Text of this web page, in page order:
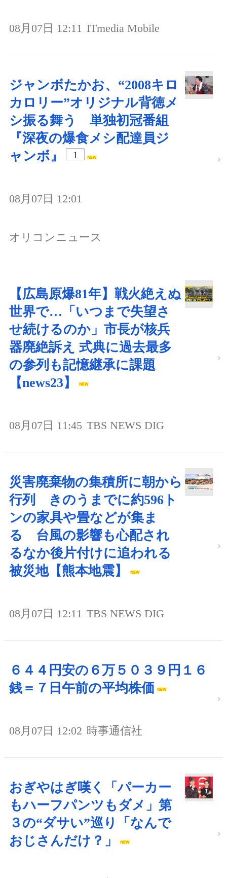
08月07日 12:11 ITmedia Mobile
ジャンボたかお、“2008キロ
カロリー”オリジナル背徳メ
シ振る舞う 単独初冠番組
『深夜の爆食メシ配達員ジ
ャンボ』
1
08月07日 12:01
オリコンニュース
【広島原爆81年】戦火絶えぬ
世界で…「いつまで失望さ
せ続けるのか」市長が核兵
器廃絶訴え 式典に過去最多
の参列も記憶継承に課題
【news23】
08月07日 11:45 TBS NEWS DIG
災害廃棄物の集積所に朝から
行列 きのうまでに約596ト
ンの家具や畳などが集ま
る 台風の影響も心配され
るなか後片付けに追われる
被災地【熊本地震】
08月07日 12:11 TBS NEWS DIG
６４４円安の６万５０３９円１６
銭＝７日午前の平均株価
08月07日 12:02 時事通信社
おぎやはぎ嘆く「パーカー
もハーフパンツもダメ」第
３の“ダサい”巡り「なんで
おじさんだけ？」